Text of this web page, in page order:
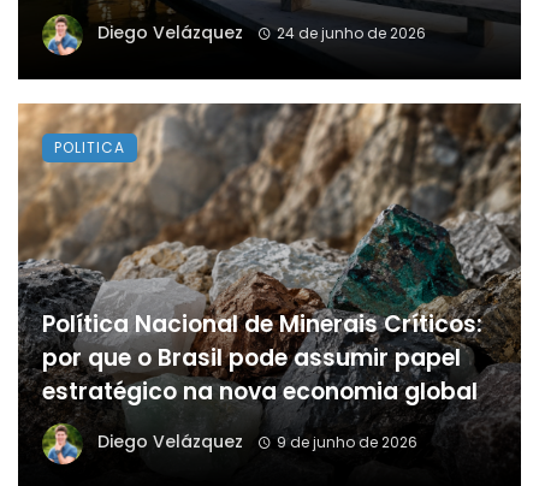
Diego Velázquez 24 de junho de 2026
Política Nacional de Minerais Críticos:
por que o Brasil pode assumir papel
estratégico na nova economia global
Diego Velázquez 9 de junho de 2026
POLITICA